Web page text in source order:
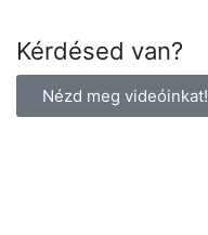
Kérdésed van?
Nézd meg videóinkat!